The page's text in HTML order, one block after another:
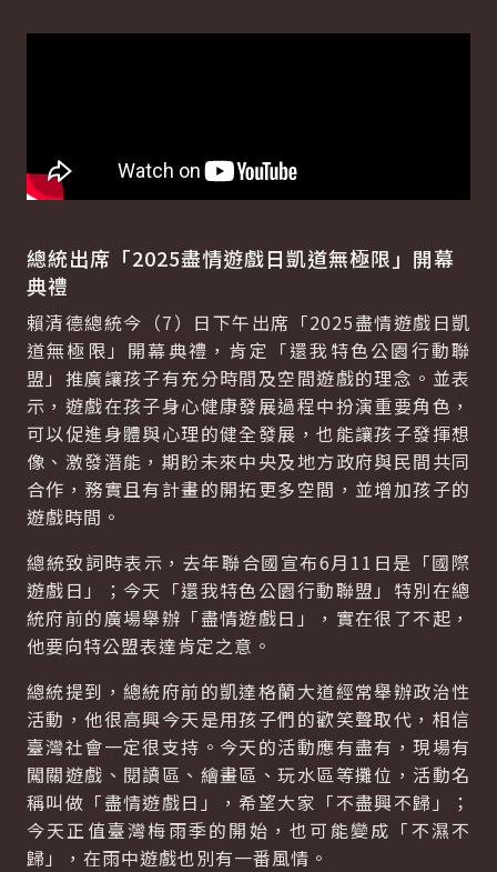
總統出席「2025盡情遊戲日凱道無極限」開幕
典禮
賴清德總統今（7）日下午出席「2025盡情遊戲日凱
道無極限」開幕典禮，肯定「還我特色公園行動聯
盟」推廣讓孩子有充分時間及空間遊戲的理念。並表
示，遊戲在孩子身心健康發展過程中扮演重要角色，
可以促進身體與心理的健全發展，也能讓孩子發揮想
像、激發潛能，期盼未來中央及地方政府與民間共同
合作，務實且有計畫的開拓更多空間，並增加孩子的
遊戲時間。
總統致詞時表示，去年聯合國宣布6月11日是「國際
遊戲日」；今天「還我特色公園行動聯盟」特別在總
統府前的廣場舉辦「盡情遊戲日」，實在很了不起，
他要向特公盟表達肯定之意。
總統提到，總統府前的凱達格蘭大道經常舉辦政治性
活動，他很高興今天是用孩子們的歡笑聲取代，相信
臺灣社會一定很支持。今天的活動應有盡有，現場有
闖關遊戲、閱讀區、繪畫區、玩水區等攤位，活動名
稱叫做「盡情遊戲日」，希望大家「不盡興不歸」；
今天正值臺灣梅雨季的開始，也可能變成「不濕不
歸」，在雨中遊戲也別有一番風情。